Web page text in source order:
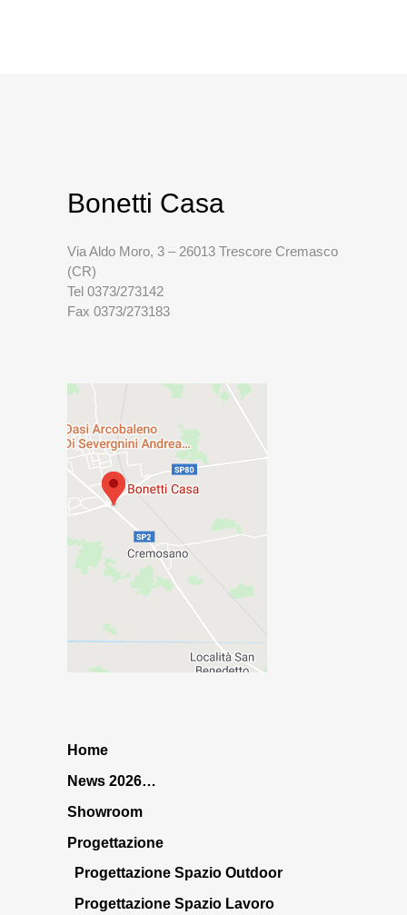
Bonetti Casa
Via Aldo Moro, 3 – 26013 Trescore Cremasco
(CR)
Tel 0373/273142
Fax 0373/273183
Home
News 2026…
Showroom
Progettazione
Progettazione Spazio Outdoor
Progettazione Spazio Lavoro